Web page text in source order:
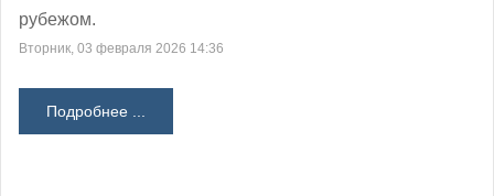
рубежом.
Вторник, 03 февраля 2026 14:36
Подробнее ...